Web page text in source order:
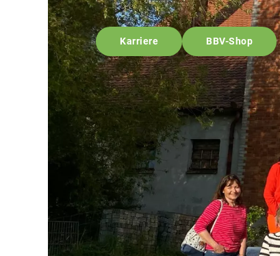
Karriere BBV-Shop